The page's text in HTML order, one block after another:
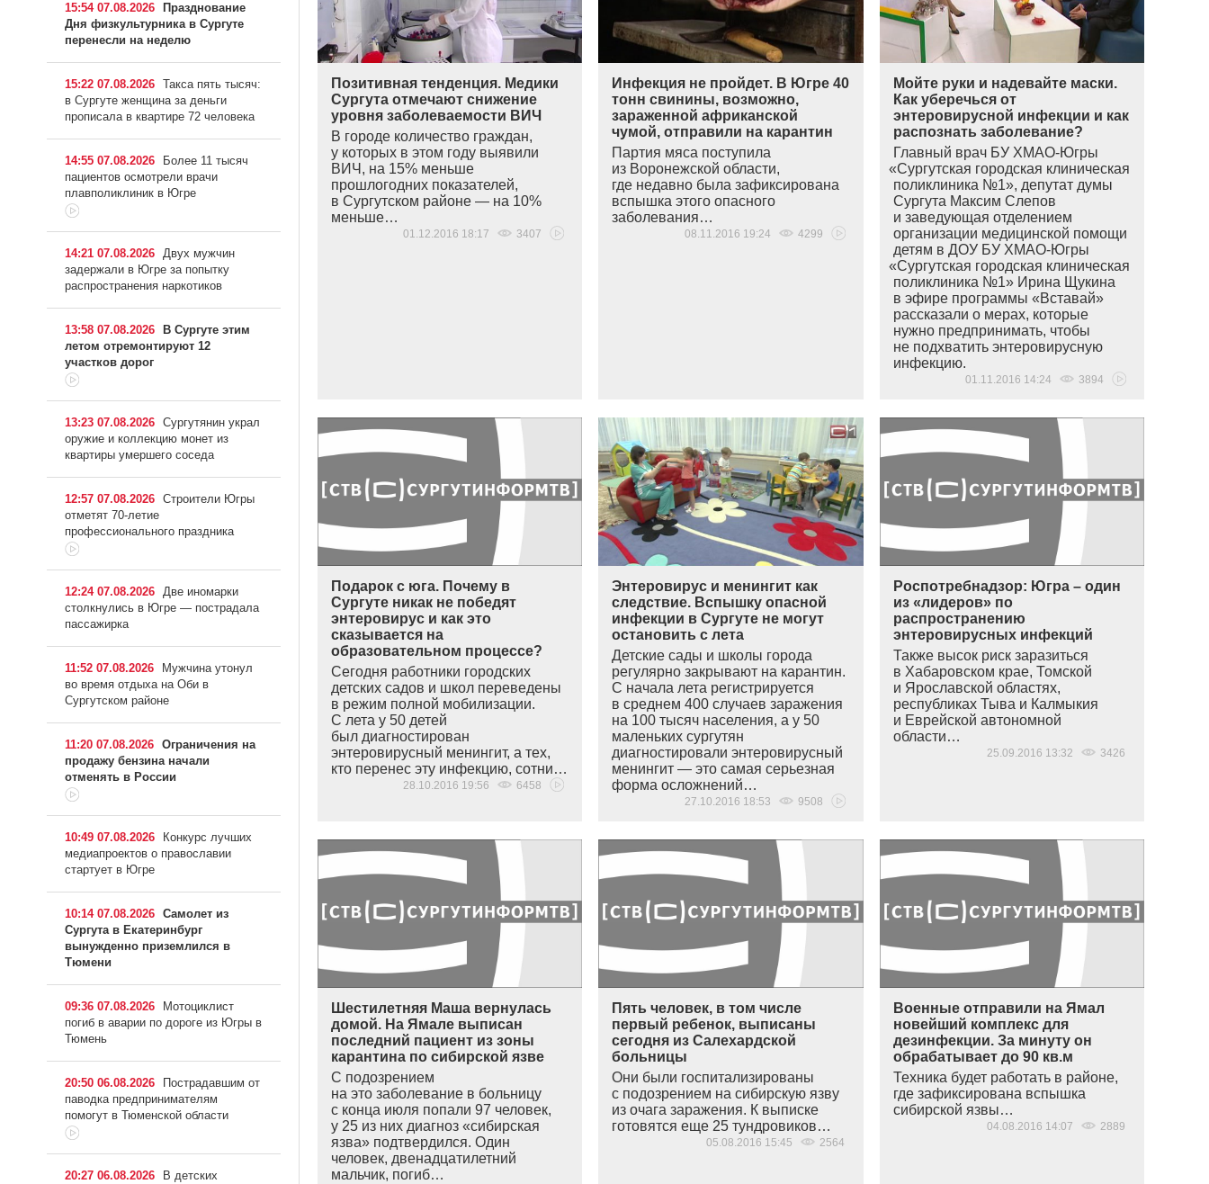
Позитивная тенденция. Медики
Сургута отмечают снижение
уровня заболеваемости ВИЧ
В городе количество граждан,
у которых в этом году выявили
ВИЧ, на 15% меньше
прошлогодних показателей,
в Сургутском районе — на 10%
меньше…
01.12.2016 18:17 3407
Инфекция не пройдет. В Югре 40
тонн свинины, возможно,
зараженной африканской
чумой, отправили на карантин
Партия мяса поступила
из Воронежской области,
где недавно была зафиксирована
вспышка этого опасного
заболевания…
08.11.2016 19:24 4299
Мойте руки и надевайте маски.
Как уберечься от
энтеровирусной инфекции и как
распознать заболевание?
Главный врач БУ ХМАО-Югры
«Сургутская городская клиническая
поликлиника №1», депутат думы
Сургута Максим Слепов
и заведующая отделением
организации медицинской помощи
детям в ДОУ БУ ХМАО-Югры
«Сургутская городская клиническая
поликлиника №1» Ирина Щукина
в эфире программы «Вставай»
рассказали о мерах, которые
нужно предпринимать, чтобы
не подхватить энтеровирусную
инфекцию.
01.11.2016 14:24 3894
Подарок с юга. Почему в
Сургуте никак не победят
энтеровирус и как это
сказывается на
образовательном процессе?
Сегодня работники городских
детских садов и школ переведены
в режим полной мобилизации.
С лета у 50 детей
был диагностирован
энтеровирусный менингит, а тех,
кто перенес эту инфекцию, сотни…
28.10.2016 19:56 6458
Энтеровирус и менингит как
следствие. Вспышку опасной
инфекции в Сургуте не могут
остановить с лета
Детские сады и школы города
регулярно закрывают на карантин.
С начала лета регистрируется
в среднем 400 случаев заражения
на 100 тысяч населения, а у 50
маленьких сургутян
диагностировали энтеровирусный
менингит — это самая серьезная
форма осложнений…
27.10.2016 18:53 9508
Роспотребнадзор: Югра – один
из «лидеров» по
распространению
энтеровирусных инфекций
Также высок риск заразиться
в Хабаровском крае, Томской
и Ярославской областях,
республиках Тыва и Калмыкия
и Еврейской автономной
области…
25.09.2016 13:32 3426
Шестилетняя Маша вернулась
домой. На Ямале выписан
последний пациент из зоны
карантина по сибирской язве
С подозрением
на это заболевание в больницу
с конца июля попали 97 человек,
у 25 из них диагноз «сибирская
язва» подтвердился. Один
человек, двенадцатилетний
мальчик, погиб…
Пять человек, в том числе
первый ребенок, выписаны
сегодня из Салехардской
больницы
Они были госпитализированы
с подозрением на сибирскую язву
из очага заражения. К выписке
готовятся еще 25 тундровиков…
05.08.2016 15:45 2564
Военные отправили на Ямал
новейший комплекс для
дезинфекции. За минуту он
обрабатывает до 90 кв.м
Техника будет работать в районе,
где зафиксирована вспышка
сибирской язвы…
04.08.2016 14:07 2889
15:54 07.08.2026
Празднование
Дня физкультурника в Сургуте
перенесли на неделю
15:22 07.08.2026 Такса пять тысяч:
в Сургуте женщина за деньги
прописала в квартире 72 человека
14:55 07.08.2026
Более 11 тысяч
пациентов осмотрели врачи
плавполиклиник в Югре
14:21 07.08.2026 Двух мужчин
задержали в Югре за попытку
распространения наркотиков
13:58 07.08.2026
В Сургуте этим
летом отремонтируют 12
участков дорог
13:23 07.08.2026 Сургутянин украл
оружие и коллекцию монет из
квартиры умершего соседа
12:57 07.08.2026 Строители Югры
отметят 70-летие
профессионального праздника
12:24 07.08.2026 Две иномарки
столкнулись в Югре — пострадала
пассажирка
11:52 07.08.2026
Мужчина утонул
во время отдыха на Оби в
Сургутском районе
11:20 07.08.2026 Ограничения на
продажу бензина начали
отменять в России
10:49 07.08.2026
Конкурс лучших
медиапроектов о православии
стартует в Югре
10:14 07.08.2026 Самолет из
Сургута в Екатеринбург
вынужденно приземлился в
Тюмени
09:36 07.08.2026
Мотоциклист
погиб в аварии по дороге из Югры в
Тюмень
20:50 06.08.2026
Пострадавшим от
паводка предпринимателям
помогут в Тюменской области
20:27 06.08.2026
В детских